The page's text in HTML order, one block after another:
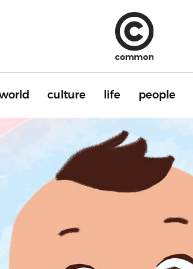
culture life people